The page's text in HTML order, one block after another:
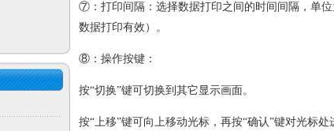
⑦：打印间隔：选择数据打印之间的时间间隔，单
数据打印有效）。
⑧：操作按键：
按“切换”键可切换到其它显示画面。
按“上移”键可向上移动光标，再按“确认”键对光标